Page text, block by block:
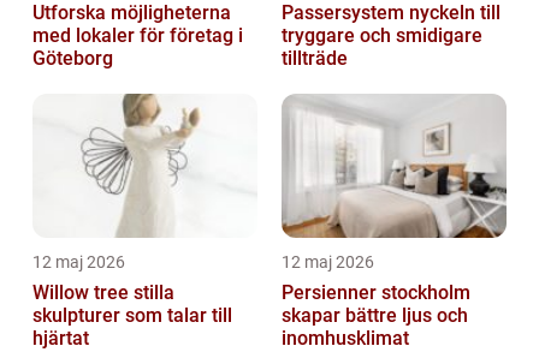
Utforska möjligheterna
med lokaler för företag i
Göteborg
Passersystem nyckeln till
tryggare och smidigare
tillträde
12 maj 2026
Willow tree stilla
skulpturer som talar till
hjärtat
12 maj 2026
Persienner stockholm
skapar bättre ljus och
inomhusklimat